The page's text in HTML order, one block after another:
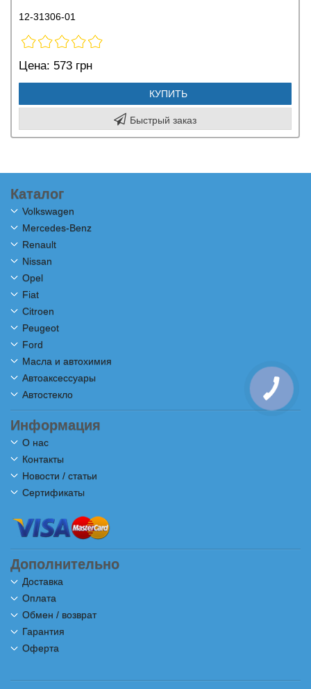
12-31306-01
Цена: 573 грн
КУПИТЬ
Быстрый заказ
Каталог
Volkswagen
Mercedes-Benz
Renault
Nissan
Opel
Fiat
Citroen
Peugeot
Ford
Масла и автохимия
Автоаксессуары
Автостекло
Информация
О нас
Контакты
Новости / статьи
Сертификаты
Дополнительно
Доставка
Оплата
Обмен / возврат
Гарантия
Оферта